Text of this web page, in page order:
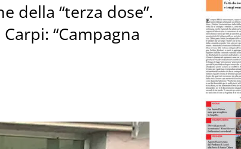
della “terza dose”.
“Campagna